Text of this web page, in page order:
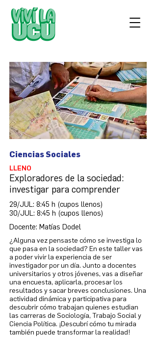
Ciencias Sociales
LLENO
Exploradores de la sociedad:
investigar para comprender
29/JUL: 8:45 h (cupos llenos)
30/JUL: 8:45 h (cupos llenos)
Docente: Matías Dodel
¿Alguna vez pensaste cómo se investiga lo
que pasa en la sociedad? En este taller vas
a poder vivir la experiencia de ser
investigador por un día. Junto a docentes
universitarios y otros jóvenes, vas a diseñar
una encuesta, aplicarla, procesar los
resultados y sacar breves conclusiones. Una
actividad dinámica y participativa para
descubrir cómo trabajan quienes estudian
las carreras de Sociología, Trabajo Social y
Ciencia Política. ¡Descubrí cómo tu mirada
también puede transformar la realidad!